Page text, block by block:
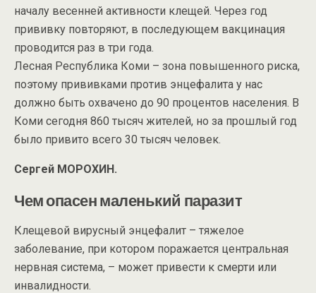
началу весенней активности клещей. Через год
прививку повторяют, в последующем вакцинация
проводится раз в три года.
Лесная Республика Коми – зона повышенного риска,
поэтому прививками против энцефалита у нас
должно быть охвачено до 90 процентов населения. В
Коми сегодня 860 тысяч жителей, но за прошлый год
было привито всего 30 тысяч человек.
Сергей МОРОХИН.
Чем опасен маленький паразит
Клещевой вирусный энцефалит – тяжелое
заболевание, при котором поражается центральная
нервная система, – может привести к смерти или
инвалидности.